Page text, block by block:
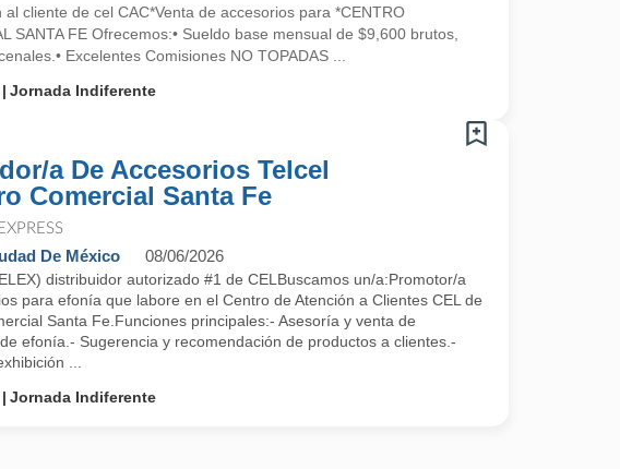
al cliente de cel CAC*Venta de accesorios para *CENTRO
SANTA FE Ofrecemos:• Sueldo base mensual de $9,600 brutos,
Excelentes Comisiones NO TOPADAS ...
Jornada Indiferente
a De Accesorios Telcel
Comercial Santa Fe
De México 08/06/2026
distribuidor autorizado #1 de CELBuscamos un/a:Promotor/a
para efonía que labore en el Centro de Atención a Clientes CEL de
Santa Fe.Funciones principales:- Asesoría y venta de
efonía.- Sugerencia y recomendación de productos a clientes.-
...
Jornada Indiferente